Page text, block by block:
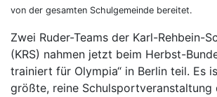
von der gesamten Schulgemeinde bereitet.
Zwei Ruder-Teams der Karl-Rehbein-
(KRS) nahmen jetzt beim Herbst-
trainiert für Olympia“ in Berlin teil. Es
größte, reine Schulsportveranstaltung